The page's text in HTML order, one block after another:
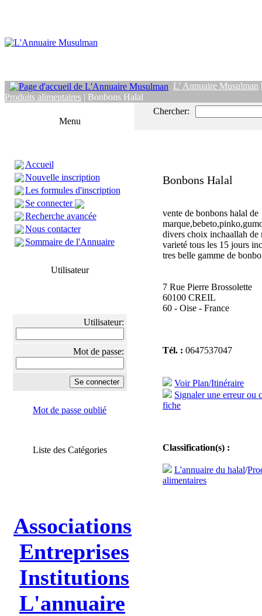
L' Annuaire Musulman
Produits alimentaires | Bonbons Halal
Menu
Accueil
Nouvelle inscription
Les formules d'inscription
Se connecter
Recherche avancée
Nous contacter
Sommaire de l'Annuaire
Utilisateur
Utilisateur:
Mot de passe:
Mot de passe oublié
Liste des Catégories
Associations
Entreprises
Institutions
L'annuaire
Chercher:
Bonbons Halal
vente de bonbons halal de
divers choix inchaallah de
varieté tous les 15 jours
tres belle gamme de
7 Rue Pierre Brossolette
60100 CREIL
60 - Oise - France
Tél. : 0647537047
Voir Plan/Itinéraire
Signaler une erreur ou
fiche
Classification(s) :
L'annuaire du halal/
alimentaires